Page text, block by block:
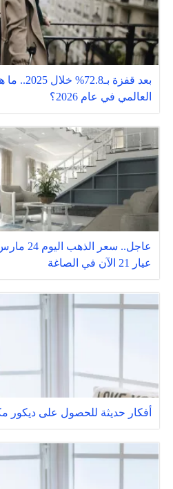
بعد قفزة
العالمي في عام 2026؟
عيار 21 الآن في الصاغة
أفكار حديثة للحصول على ديكور